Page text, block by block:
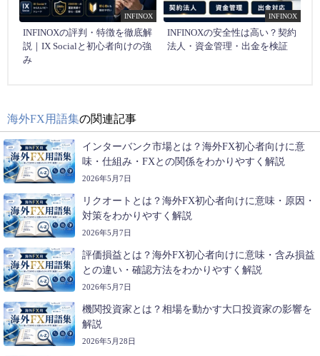
INFINOX
INFINOXの評判・特徴を徹底解
説｜IX Socialと初心者向けの強
み
INFINOX
INFINOXの安全性は高い？契約
法人・資金管理・出金を検証
海外FX用語集の関連記事
インターバンク市場とは？海外FX初心者向けに意
味・仕組み・FXとの関係をわかりやすく解説
2026年5月7日
リクオートとは？海外FX初心者向けに意味・原因・
対策をわかりやすく解説
2026年5月7日
評価損益とは？海外FX初心者向けに意味・含み損益
との違い・確認方法をわかりやすく解説
2026年5月7日
機関投資家とは？相場を動かす大口投資家の影響を
解説
2026年5月28日